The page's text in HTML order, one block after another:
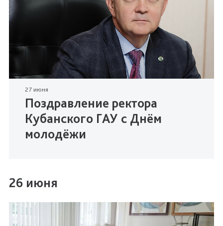
27 июня
Поздравление ректора
Кубанского ГАУ с Днём
молодёжи
26 июня